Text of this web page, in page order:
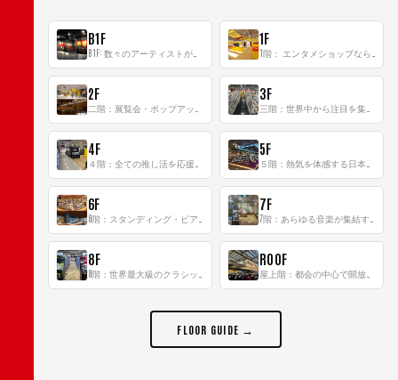
B1F 1F
2F 3F
4F 5F
6F 7F
8F ROOF
FLOOR GUIDE →